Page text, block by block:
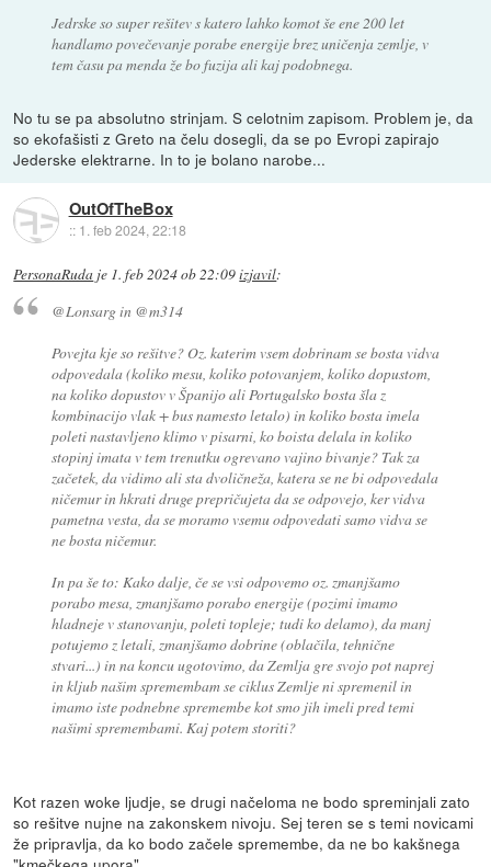
Jedrske so super rešitev s katero lahko komot še ene 200 let
handlamo povečevanje porabe energije brez uničenja zemlje, v
tem času pa menda že bo fuzija ali kaj podobnega.
No tu se pa absolutno strinjam. S celotnim zapisom. Problem je, da
so ekofašisti z Greto na čelu dosegli, da se po Evropi zapirajo
Jederske elektrarne. In to je bolano narobe...
OutOfTheBox
:: 1. feb 2024, 22:18
PersonaRuda je 1. feb 2024 ob 22:09izjavil:
@Lonsarg in @m314
Povejta kje so rešitve? Oz. katerim vsem dobrinam se bosta vidva
odpovedala (koliko mesu, koliko potovanjem, koliko dopustom,
na koliko dopustov v Španijo ali Portugalsko bosta šla z
kombinacijo vlak + bus namesto letalo) in koliko bosta imela
poleti nastavljeno klimo v pisarni, ko boista delala in koliko
stopinj imata v tem trenutku ogrevano vajino bivanje? Tak za
začetek, da vidimo ali sta dvoličneža, katera se ne bi odpovedala
ničemur in hkrati druge prepričujeta da se odpovejo, ker vidva
pametna vesta, da se moramo vsemu odpovedati samo vidva se
ne bosta ničemur.
In pa še to: Kako dalje, če se vsi odpovemo oz. zmanjšamo
porabo mesa, zmanjšamo porabo energije (pozimi imamo
hladneje v stanovanju, poleti topleje; tudi ko delamo), da manj
potujemo z letali, zmanjšamo dobrine (oblačila, tehnične
stvari...) in na koncu ugotovimo, da Zemlja gre svojo pot naprej
in kljub našim spremembam se ciklus Zemlje ni spremenil in
imamo iste podnebne spremembe kot smo jih imeli pred temi
našimi spremembami. Kaj potem storiti?
Kot razen woke ljudje, se drugi načeloma ne bodo spreminjali zato
so rešitve nujne na zakonskem nivoju. Sej teren se s temi novicami
že pripravlja, da ko bodo začele spremembe, da ne bo kakšnega